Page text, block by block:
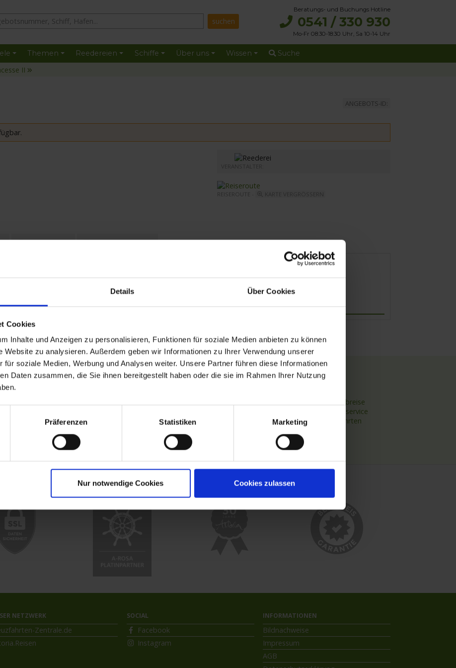
Details Über Cookies
Cookies
Inhalte und Anzeigen zu personalisieren, Funktionen für soziale Medien anbieten zu können
Website zu analysieren. Außerdem geben wir Informationen zu Ihrer Verwendung unserer
für soziale Medien, Werbung und Analysen weiter. Unsere Partner führen diese Informationen
Daten zusammen, die Sie ihnen bereitgestellt haben oder die sie im Rahmen Ihrer Nutzung
Präferenzen Statistiken Marketing
Nur notwendige Cookies Cookies zulassen
Beratungs- und Buchungs Hotline
0541 / 330 930
Mo-Fr 08:30-18:30 Uhr, Sa 10-14 Uhr
Themen Reedereien Schiffe Über uns Wissen Suche
II
ANGEBOTS-ID:
REISEROUTE -
Leistungen Reisedokumente
bis zum 01.01.1970
Ankunft Abfahrt
Reiseziele
Deutschland
Flusskreuzfahrten
TOP Flussschiffe
nickoVISION
MS VistaExplorer
TOP Themen
Flussreisen mit An- und Abreise
Deutschsprachiger Gästeservice
Last Minute Flusskreuzfahrten
Kreuzfahrthäfen
NETZWERK
Zentrale.de
SOCIAL
Facebook
Instagram
INFORMATIONEN
Bildnachweise
Impressum
AGB